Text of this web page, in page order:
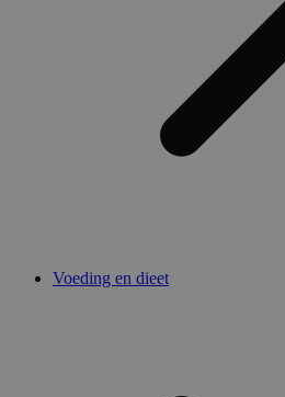
Voeding en dieet